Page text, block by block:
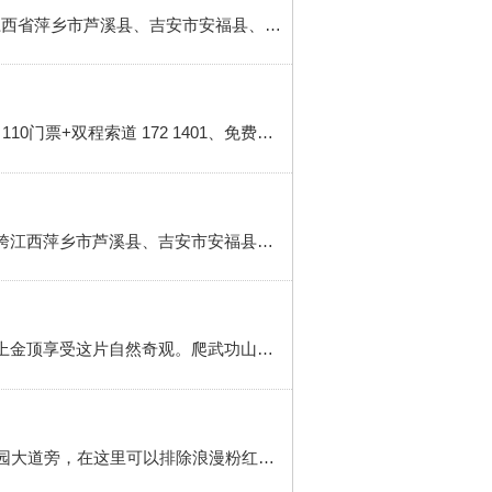
江西省萍乡市芦溪县。武功山位于中国江西省中西部，居罗霄山脉北支，山体呈东北——西南走向，地跨江西省萍乡市芦溪县、吉安市安福县、宜春市袁州区，主脉绵延120余千米，总面积约970平方千米。武功山有山岳型国家重点风景名胜区、国家AAAA级旅游景区、国家级风景名胜区、国家森林公园、国家地质公园、国家自然遗产、...
步骤/方法 1 武功山电子地图：2 武功山游玩路线图 3 武功山门票：72【户外旅游网】60门票+上行索道 127 110门票+双程索道 172 1401、免费政策：儿童1.1米以下免票；70岁以上老人持老年证免票，持军人证、记者证、导游证免票2.优惠政策：身高1.1米—1.4米购买儿童票28元 4 武功山路线：1、从萍乡火车站到...
安福武功山游玩攻略 简介 武功山位于中国江西省中西部，居罗霄山脉北支，山体呈东北——西南走向，地跨江西萍乡市芦溪县、吉安市安福县，宜春市袁州区，主脉绵延120余千米，总面积约970平方千米絶大多数攻略搜出来都是指萍乡武功山，其实武功山主体在安福县境内，包括金顶，箕峰，羊狮慕，武功湖，武功峡，九龙山等...
武功山旅游攻略 简介 一个背包、一个人、一双鞋，此生必爬武功山。武功山一年四季都有属于它的美，登上金顶享受这片自然奇观。爬武功山的话有两条路线可以选择，喜欢自驾游的朋友可以走安福路线登顶，安福那边人少，而且风景也非常的漂亮。喜欢挑战的朋友可以走萍乡上山，安福下山哦。现在给大家分享萍乡路线 方法/...
简介 今天小编告诉大家去江西旅游有哪些不可错过的景点。方法/步骤 1 南昌凤凰沟：位于南昌县皇马乡蓝园大道旁，在这里可以排除浪漫粉红花海，是网红拍照的打卡点。2 上饶三清山：位于：上饶市玉山县三清山，这是一个以道教人文景观为特色的景区，这里奇峰48座、怪石52处、景物500多处。3 萍乡武功山：位于萍乡市...